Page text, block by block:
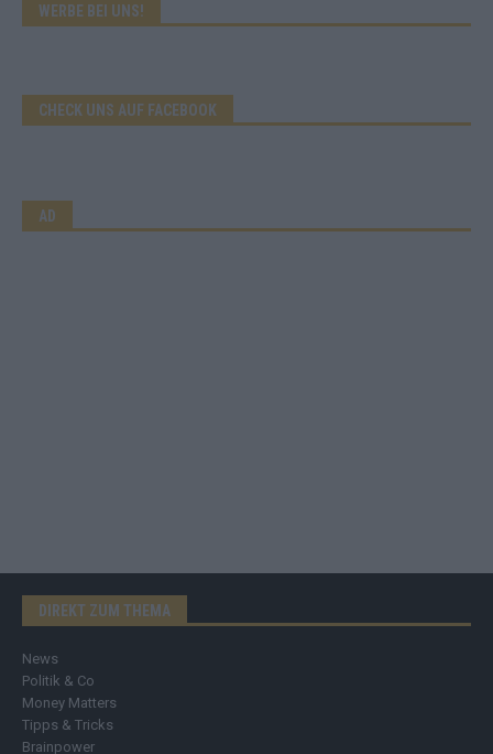
WERBE BEI UNS!
CHECK UNS AUF FACEBOOK
AD
DIREKT ZUM THEMA
News
Politik & Co
Money Matters
Tipps & Tricks
Brainpower